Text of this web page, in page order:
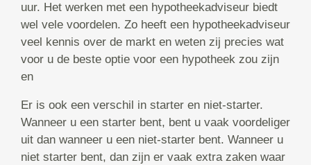
uur. Het werken met een hypotheekadviseur biedt
wel vele voordelen. Zo heeft een hypotheekadviseur
veel kennis over de markt en weten zij precies wat
voor u de beste optie voor een hypotheek zou zijn
en
Er is ook een verschil in starter en niet-starter.
Wanneer u een starter bent, bent u vaak voordeliger
uit dan wanneer u een niet-starter bent. Wanneer u
niet starter bent, dan zijn er vaak extra zaken waar